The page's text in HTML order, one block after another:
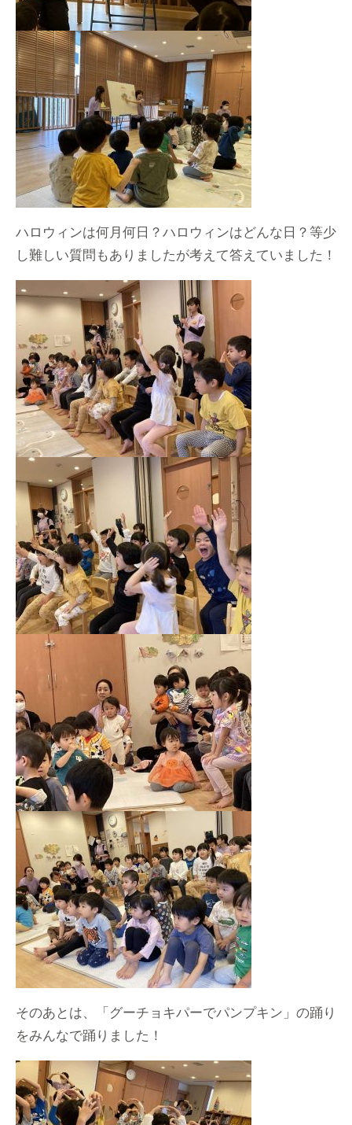
ハロウィンは何月何日？ハロウィンはどんな日？等少
し難しい質問もありましたが考えて答えていました！
そのあとは、「グーチョキパーでパンプキン」の踊り
をみんなで踊りました！